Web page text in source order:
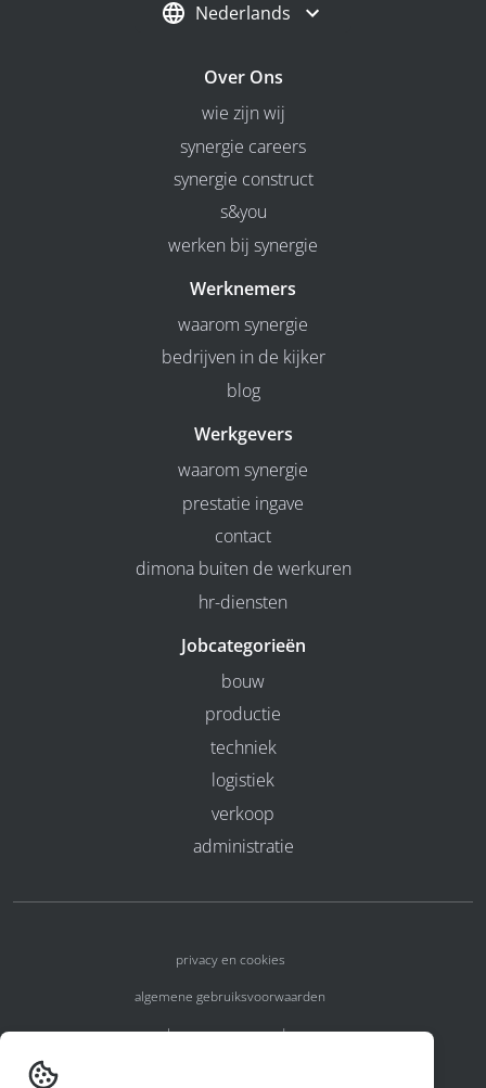
Nederlands
Over Ons
wie zijn wij
synergie careers
synergie construct
s&you
werken bij synergie
Werknemers
waarom synergie
bedrijven in de kijker
blog
Werkgevers
waarom synergie
prestatie ingave
contact
dimona buiten de werkuren
hr-diensten
Jobcategorieën
bouw
productie
techniek
logistiek
verkoop
administratie
privacy en cookies
algemene gebruiksvoorwaarden
algemene voorwaarden